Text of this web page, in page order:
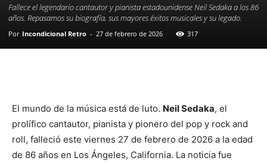
Fallece el legendario cantautor y pianista estadounidense Neil Sedaka a los 86
años. Repasamos su biografía, sus mayores éxitos musicales y su legado.
Por Incondicional Retro - 27 de febrero de 2026 317
El mundo de la música está de luto. Neil Sedaka, el
prolífico cantautor, pianista y pionero del pop y rock and
roll, falleció este viernes 27 de febrero de 2026 a la edad
de 86 años en Los Ángeles, California. La noticia fue